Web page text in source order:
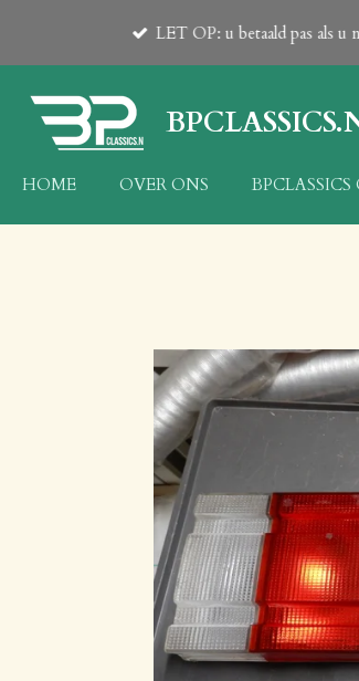
naar
hoofdinhoud
LET OP: u betaald pas als
HOME OVER ONS